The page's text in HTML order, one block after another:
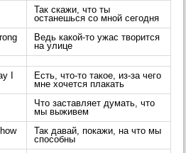
Так скажи, что ты
останешься со мной сегодня
Ведь какой-то ужас творится
на улице
I
Есть, что-то такое, из-за чего
мне хочется плакать
Что заставляет думать, что
мы выживем
Так давай, покажи, на что мы
способны